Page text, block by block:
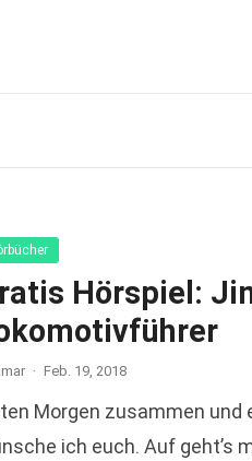
Hörspiel:
· Feb. 19, 2018
Morgen zusammen und
ich euch. Auf geht’s